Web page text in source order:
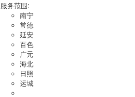
服务范围:
南宁
常德
延安
百色
广元
海北
日照
运城